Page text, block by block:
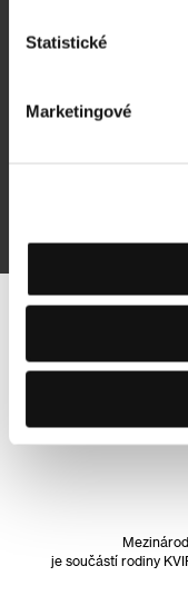
Statistické
Marketingové
je součástí rodiny